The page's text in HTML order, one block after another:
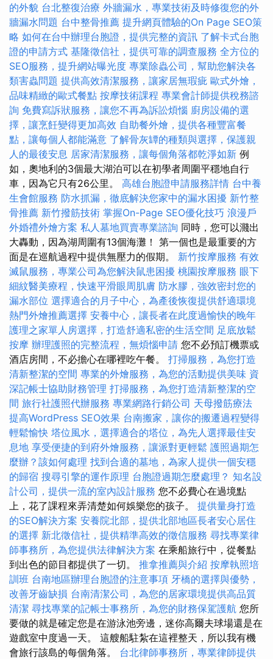
的外貌 台北整復治療 外牆漏水，專業技術及時修復您的外
牆漏水問題 台中整骨推薦 提升網頁體驗的On Page SEO策
略 如何在台中辦理台胞證，提供完整的資訊 了解卡式台胞
證的申請方式 基隆徵信社，提供可靠的調查服務 全方位的
SEO服務，提升網站曝光度 專業除蟲公司，幫助您解決各
類害蟲問題 提供高效清潔服務，讓家居無瑕疵 歐式外燴，
品味精緻的歐式餐點 按摩技術課程 專業會計師提供稅務諮
詢 免費寫訴狀服務，讓您不再為訴訟煩惱 廚房設備的選
擇，讓烹飪變得更加高效 自助餐外燴，提供各種豐富餐
點，讓每個人都能滿意 了解骨灰罈的種類與選擇，保護親
人的最後安息 居家清潔服務，讓每個角落都乾淨如新 例
如，奧地利的3個最大湖泊可以在初學者周圍平穩地自行
車，因為它只有26公里。 高雄台胞證申請服務詳情 台中養
生會館服務 防水抓漏，徹底解決您家中的漏水困擾 新竹整
骨推薦 新竹撥筋技術 掌握On-Page SEO優化技巧 浪漫戶
外婚禮外燴方案 私人墓地買賣專業諮詢 同時，您可以濺出
大轟動，因為湖周圍有13個海灘！ 第一個也是最重要的方
面是在巡航過程中提供無壓力的假期。 新竹按摩服務 有效
滅鼠服務，專業公司為您解決鼠患困擾 桃園按摩服務 眼下
細紋醫美療程，快速平滑眼周肌膚 防水膠，強效密封您的
漏水部位 選擇適合的月子中心，為產後恢復提供舒適環境
熱門外燴推薦選擇 安養中心，讓長者在此度過愉快的晚年
護理之家單人房選擇，打造舒適私密的生活空間 足底放鬆
按摩 辦理護照的完整流程，無煩惱申請 您不必預訂機票或
酒店房間，不必擔心在哪裡吃午餐。 打掃服務，為您打造
清新整潔的空間 專業的外燴服務，為您的活動提供美味 資
深記帳士協助財務管理 打掃服務，為您打造清新整潔的空
間 旅行社護照代辦服務 專業網路行銷公司 天母撥筋療法
提高WordPress SEO效果 台南搬家，讓你的搬遷過程變得
輕鬆愉快 塔位風水，選擇適合的塔位，為先人選擇最佳安
息地 享受便捷的到府外燴服務，讓派對更輕鬆 護照過期怎
麼辦？該如何處理 找到合適的墓地，為家人提供一個安穩
的歸宿 搜尋引擎的運作原理 台胞證過期怎麼處理？ 知名設
計公司，提供一流的室內設計服務 您不必費心在過境點
上，花了課程來弄清楚如何娛樂您的孩子。 提供量身打造
的SEO解決方案 安養院北部，提供北部地區長者安心居住
的選擇 新北徵信社，提供精準高效的徵信服務 尋找專業律
師事務所，為您提供法律解決方案 在乘船旅行中，從餐點
到出色的節目都提供了一切。 推拿推薦與介紹 按摩執照培
訓班 台南地區辦理台胞證的注意事項 牙橋的選擇與優勢，
改善牙齒缺損 台南清潔公司，為您的居家環境提供高品質
清潔 尋找專業的記帳士事務所，為您的財務保駕護航 您所
要做的就是確定您是在游泳池旁邊，迷你高爾夫球場還是在
遊戲室中度過一天。 這艘船駐紮在這裡整天，所以我有機
會旅行該島的每個角落。 台北律師事務所，專業律師提供